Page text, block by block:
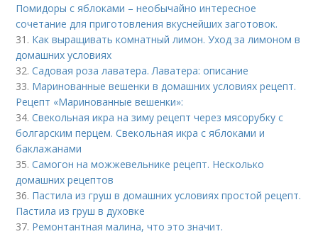
Помидоры с яблоками – необычайно интересное
сочетание для приготовления вкуснейших заготовок.
31. Как выращивать комнатный лимон. Уход за лимоном в
домашних условиях
32.Садовая роза лаватера. Лаватера: описание
33. Маринованные вешенки в домашних условиях рецепт.
Рецепт «Маринованные вешенки»:
34.Свекольная икра на зиму рецепт через мясорубку с
болгарским перцем. Свекольная икра с яблоками и
баклажанами
35.Самогон на можжевельнике рецепт. Несколько
домашних рецептов
36. Пастила из груш в домашних условиях простой рецепт.
Пастила из груш в духовке
37. Ремонтантная малина, что это значит.